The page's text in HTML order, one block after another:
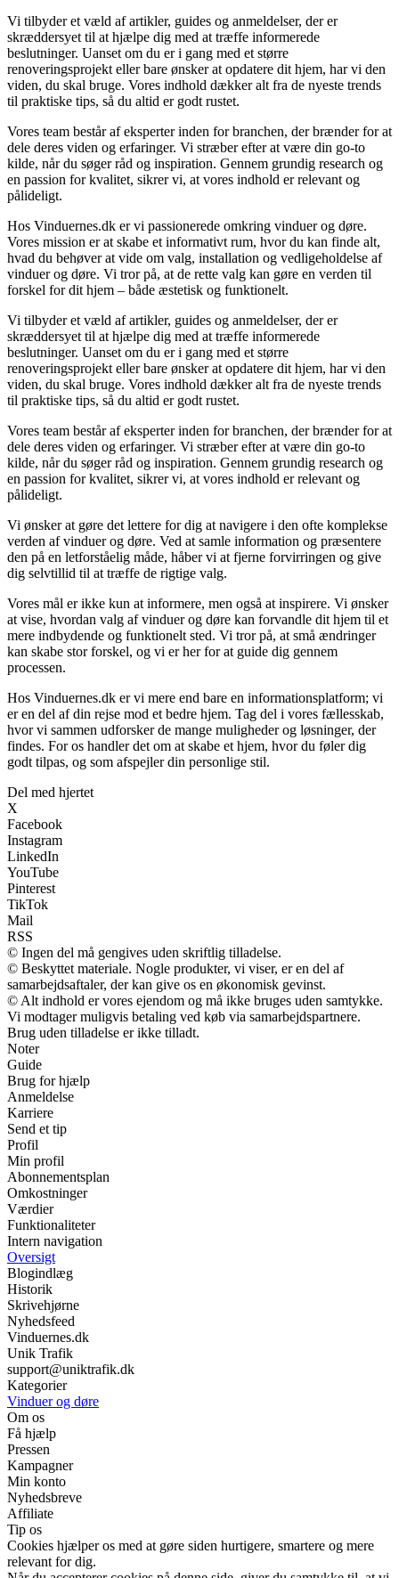
Vi tilbyder et væld af artikler, guides og anmeldelser, der er
skræddersyet til at hjælpe dig med at træffe informerede
beslutninger. Uanset om du er i gang med et større
renoveringsprojekt eller bare ønsker at opdatere dit hjem, har vi den
viden, du skal bruge. Vores indhold dækker alt fra de nyeste trends
til praktiske tips, så du altid er godt rustet.
Vores team består af eksperter inden for branchen, der brænder for at
dele deres viden og erfaringer. Vi stræber efter at være din go-to
kilde, når du søger råd og inspiration. Gennem grundig research og
en passion for kvalitet, sikrer vi, at vores indhold er relevant og
pålideligt.
Hos Vinduernes.dk er vi passionerede omkring vinduer og døre.
Vores mission er at skabe et informativt rum, hvor du kan finde alt,
hvad du behøver at vide om valg, installation og vedligeholdelse af
vinduer og døre. Vi tror på, at de rette valg kan gøre en verden til
forskel for dit hjem – både æstetisk og funktionelt.
Vi tilbyder et væld af artikler, guides og anmeldelser, der er
skræddersyet til at hjælpe dig med at træffe informerede
beslutninger. Uanset om du er i gang med et større
renoveringsprojekt eller bare ønsker at opdatere dit hjem, har vi den
viden, du skal bruge. Vores indhold dækker alt fra de nyeste trends
til praktiske tips, så du altid er godt rustet.
Vores team består af eksperter inden for branchen, der brænder for at
dele deres viden og erfaringer. Vi stræber efter at være din go-to
kilde, når du søger råd og inspiration. Gennem grundig research og
en passion for kvalitet, sikrer vi, at vores indhold er relevant og
pålideligt.
Vi ønsker at gøre det lettere for dig at navigere i den ofte komplekse
verden af vinduer og døre. Ved at samle information og præsentere
den på en letforståelig måde, håber vi at fjerne forvirringen og give
dig selvtillid til at træffe de rigtige valg.
Vores mål er ikke kun at informere, men også at inspirere. Vi ønsker
at vise, hvordan valg af vinduer og døre kan forvandle dit hjem til et
mere indbydende og funktionelt sted. Vi tror på, at små ændringer
kan skabe stor forskel, og vi er her for at guide dig gennem
processen.
Hos Vinduernes.dk er vi mere end bare en informationsplatform; vi
er en del af din rejse mod et bedre hjem. Tag del i vores fællesskab,
hvor vi sammen udforsker de mange muligheder og løsninger, der
findes. For os handler det om at skabe et hjem, hvor du føler dig
godt tilpas, og som afspejler din personlige stil.
Del med hjertet
X
Facebook
Instagram
LinkedIn
YouTube
Pinterest
TikTok
Mail
RSS
© Ingen del må gengives uden skriftlig tilladelse.
© Beskyttet materiale. Nogle produkter, vi viser, er en del af
samarbejdsaftaler, der kan give os en økonomisk gevinst.
© Alt indhold er vores ejendom og må ikke bruges uden samtykke.
Vi modtager muligvis betaling ved køb via samarbejdspartnere.
Brug uden tilladelse er ikke tilladt.
Noter
Guide
Brug for hjælp
Anmeldelse
Karriere
Send et tip
Profil
Min profil
Abonnementsplan
Omkostninger
Værdier
Funktionaliteter
Intern navigation
Oversigt
Blogindlæg
Historik
Skrivehjørne
Nyhedsfeed
Vinduernes.dk
Unik Trafik
support@uniktrafik.dk
Kategorier
Vinduer og døre
Om os
Få hjælp
Pressen
Kampagner
Min konto
Nyhedsbreve
Affiliate
Tip os
Cookies hjælper os med at gøre siden hurtigere, smartere og mere
relevant for dig.